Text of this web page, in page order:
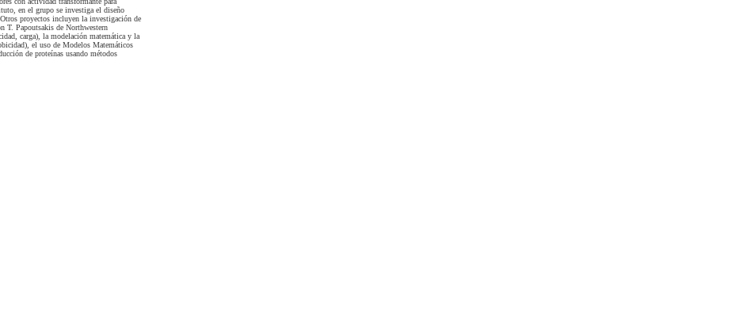
en el grupo se investiga el diseño
proyectos incluyen la investigación de
T. Papoutsakis de Northwestern
carga), la modelación matemática y la
el uso de Modelos Matemáticos
de proteínas usando métodos